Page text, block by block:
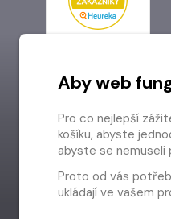
Aby web
Pro co nejlepší
košíku, abyste
abyste se nemuseli
Proto od vás
ukládají ve vašem